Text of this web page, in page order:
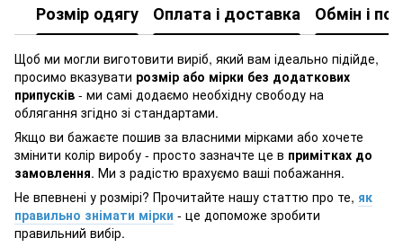
Розмір одягу Оплата і доставка Обмін і
Щоб ми могли виготовити виріб, який вам ідеально підійде,
просимо вказувати розмір або мірки без додаткових
припусків - ми самі додаємо необхідну свободу на
облягання згідно зі стандартами.
Якщо ви бажаєте пошив за власними мірками або хочете
змінити колір виробу - просто зазначте це в примітках до
замовлення. Ми з радістю врахуємо ваші побажання.
Не впевнені у розмірі? Прочитайте нашу статтю про те, як
правильно знімати мірки - це допоможе зробити
правильний вибір.